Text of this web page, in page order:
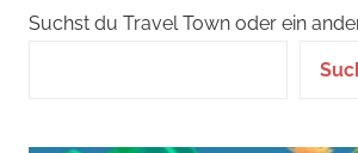
Suchst du Travel Town oder ein